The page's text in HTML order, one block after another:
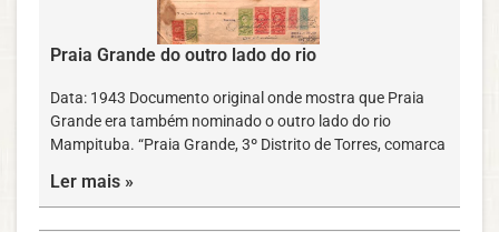
Praia Grande do outro lado do rio
Data: 1943 Documento original onde mostra que Praia
Grande era também nominado o outro lado do rio
Mampituba. “Praia Grande, 3º Distrito de Torres, comarca
Ler mais »